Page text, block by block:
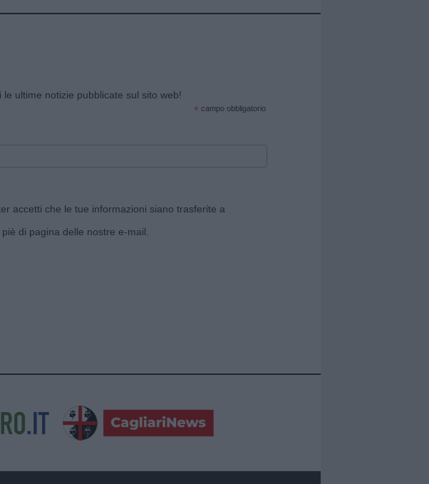
ultime notizie pubblicate sul sito web!
* campo obbligatorio
accetti che le tue informazioni siano trasferite a
di pagina delle nostre e-mail.